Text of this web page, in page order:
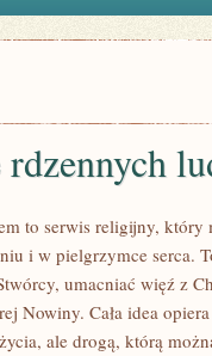
to serwis religijny,
i w pielgrzymce serca.
umacniać więź z
Nowiny. Cała idea
ale drogą, którą